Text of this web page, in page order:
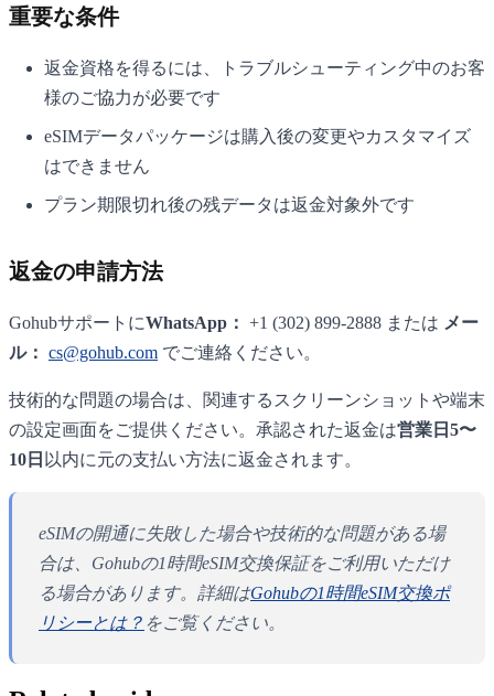
重要な条件
返金資格を得るには、トラブルシューティング中のお客
様のご協力が必要です
eSIMデータパッケージは購入後の変更やカスタマイズ
はできません
プラン期限切れ後の残データは返金対象外です
返金の申請方法
GohubサポートにWhatsApp： +1 (302) 899-2888 または メー
ル： cs@gohub.com でご連絡ください。
技術的な問題の場合は、関連するスクリーンショットや端末
の設定画面をご提供ください。承認された返金は営業日5〜
10日 以内に元の支払い方法に返金されます。
eSIMの開通に失敗した場合や技術的な問題がある場
合は、Gohubの1時間eSIM交換保証をご利用いただけ
る場合があります。詳細はGohubの1時間eSIM交換ポ
リシーとは？ をご覧ください。